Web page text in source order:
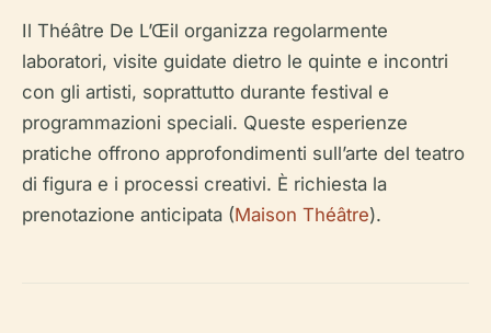
Il Théâtre De L’Œil organizza regolarmente
laboratori, visite guidate dietro le quinte e incontri
con gli artisti, soprattutto durante festival e
programmazioni speciali. Queste esperienze
pratiche offrono approfondimenti sull’arte del teatro
di figura e i processi creativi. È richiesta la
prenotazione anticipata (Maison Théâtre).